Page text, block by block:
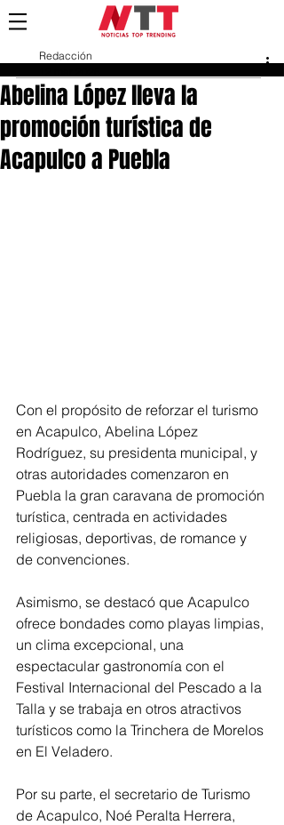
Abelina López lleva la
promoción turística de
Acapulco a Puebla
Redacción
Con el propósito de reforzar el turismo
en Acapulco, Abelina López
Rodríguez, su presidenta municipal, y
otras autoridades comenzaron en
Puebla la gran caravana de promoción
turística, centrada en actividades
religiosas, deportivas, de romance y
de convenciones.
Asimismo, se destacó que Acapulco
ofrece bondades como playas limpias,
un clima excepcional, una
espectacular gastronomía con el
Festival Internacional del Pescado a la
Talla y se trabaja en otros atractivos
turísticos como la Trinchera de Morelos
en El Veladero.
Por su parte, el secretario de Turismo
de Acapulco, Noé Peralta Herrera,